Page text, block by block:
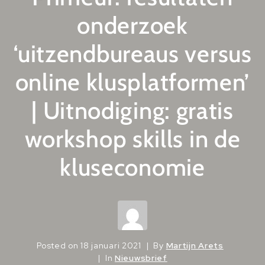
onderzoek
‘uitzendbureaus versus
online klusplatformen’
| Uitnodiging: gratis
workshop skills in de
kluseconomie
Posted on18 januari 2021 By Martijn Arets
InNieuwsbrief